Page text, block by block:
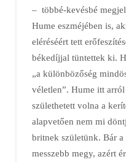
– többé-kevésbé
Hume eszméjében is,
eléréséért tett
békedíjjal tüntettek ki.
„a különbözőség
véletlen”. Hume itt
születhetett volna a
alapvetően nem mi
britnek születünk. Bár
messzebb megy, azért